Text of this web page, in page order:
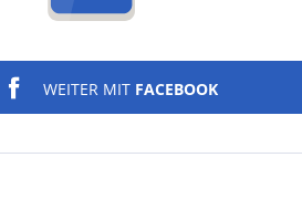
WEITER MIT FACEBOOK